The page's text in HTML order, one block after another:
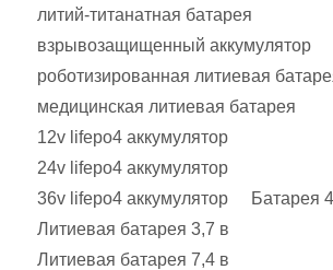
литий-титанатная батарея
взрывозащищенный аккумулятор
роботизированная литиевая
медицинская литиевая батарея
12v lifepo4 аккумулятор
24v lifepo4 аккумулятор
36v lifepo4 аккумулятор
Батарея
Литиевая батарея 3,7 в
Литиевая батарея 7,4 в